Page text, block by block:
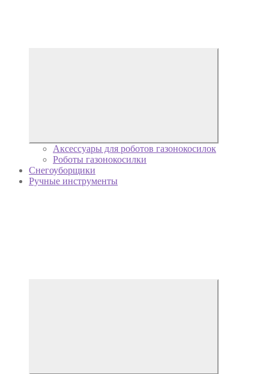
Аксессуары для роботов газонокосилок
Роботы газонокосилки
Снегоуборщики
Ручные инструменты